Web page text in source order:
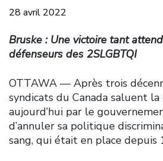
28 avril 2022
Bruske : Une victoire tant
défenseurs des 2SLGBTQI
OTTAWA –– Après trois
syndicats du Canada saluent la
aujourd’hui par le
d’annuler sa politique
sang, qui était en place depuis